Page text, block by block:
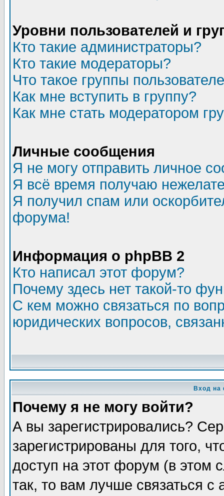
Уровни пользователей и
Кто такие администраторы?
Кто такие модераторы?
Что такое группы
Как мне вступить в группу?
Как мне стать модератором
Личные сообщения
Я не могу отправить личное
Я всё время получаю
Я получил спам или
форума!
Информация о phpBB 2
Кто написал этот форум?
Почему здесь нет такой-то
С кем можно связаться по
юридических вопросов,
Вход на
Почему я не могу войти?
А вы зарегистрировались?
зарегистрированы для того,
доступ на этот форум (в этом
так, то вам лучше связаться